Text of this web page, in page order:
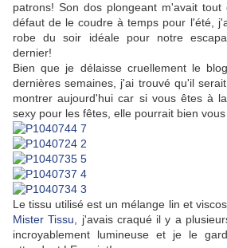
patrons! Son dos plongeant m'avait
défaut de le coudre à temps pour l'été,
robe du soir idéale pour notre
dernier!
Bien que je délaisse cruellement le
dernières semaines, j'ai trouvé qu'il
montrer aujourd'hui car si vous êtes à
sexy pour les fêtes, elle pourrait bien
Le tissu utilisé est un mélange lin et
Mister Tissu , j'avais craqué il y a
incroyablement lumineuse et je le